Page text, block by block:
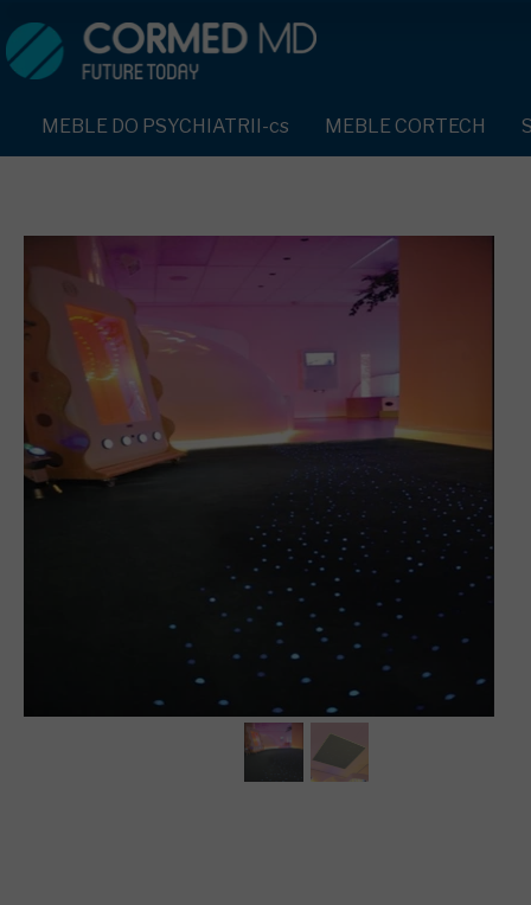
MEBLE DO PSYCHIATRII-cs
KRZESŁA POLIPROPYLENOWE-cs
STOŁY-cs
SZAFY UBRANIOWE
SZAFKI PRZYŁÓŻKOWE-cs
MEBLE PIANKOWE FEEK
OBUDOWA OCHRONNA TV
OSŁONA GRZEJNIKA
MEBLE CORTECH
MEBLE DO PSYCHIATRII-cs
KRZESŁA POLIPROPYLENOWE-cs
SZAFY UBRANIOWE Z LAMINATU-cs
SZAFKI PRZYŁÓŻKOWE-cs
SPRZĘT DO PSYCHIATRII
OCHRANIACZ NA DŁONIE-
KASK OCHRONNY-cs
MASKA PRZECIW
BODYFIX OCHRONNA
KAMIZELKA
FOTEL BEZPIECZEŃSTWA-
ARMATURA